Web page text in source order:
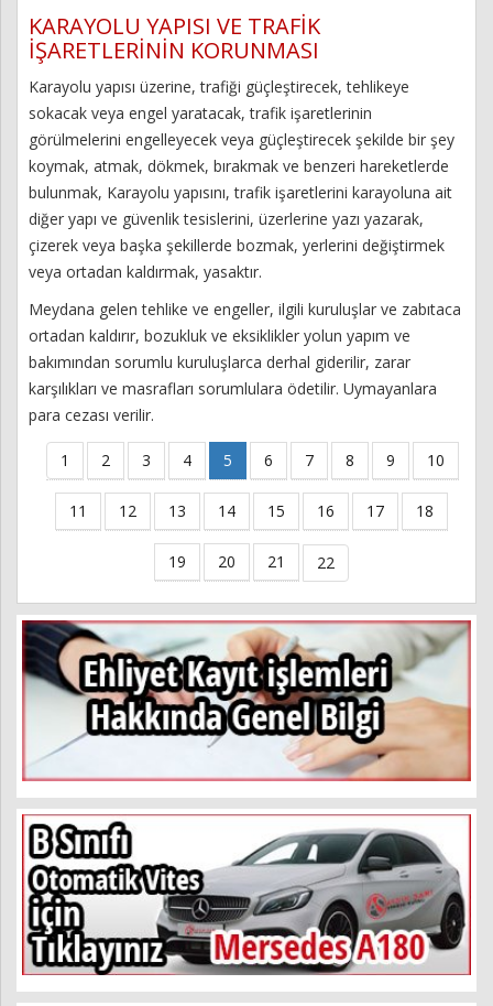
KARAYOLU YAPISI VE TRAFİK
İŞARETLERİNİN KORUNMASI
Karayolu yapısı üzerine, trafiği güçleştirecek, tehlikeye
sokacak veya engel yaratacak, trafik işaretlerinin
görülmelerini engelleyecek veya güçleştirecek şekilde bir şey
koymak, atmak, dökmek, bırakmak ve benzeri hareketlerde
bulunmak, Karayolu yapısını, trafik işaretlerini karayoluna ait
diğer yapı ve güvenlik tesislerini, üzerlerine yazı yazarak,
çizerek veya başka şekillerde bozmak, yerlerini değiştirmek
veya ortadan kaldırmak, yasaktır.
Meydana gelen tehlike ve engeller, ilgili kuruluşlar ve zabıtaca
ortadan kaldırır, bozukluk ve eksiklikler yolun yapım ve
bakımından sorumlu kuruluşlarca derhal giderilir, zarar
karşılıkları ve masrafları sorumlulara ödetilir. Uymayanlara
para cezası verilir.
1 2 3 4 5 6 7 8 9 10
11 12 13 14 15 16 17 18
19 20 21 22